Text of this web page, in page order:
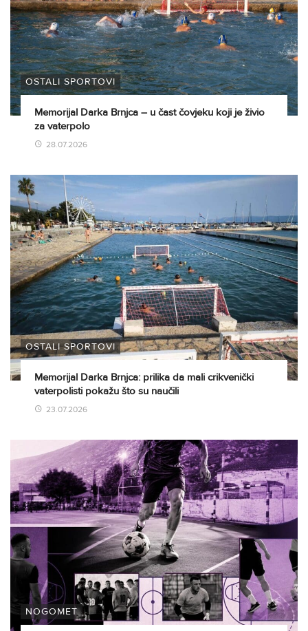
OSTALI SPORTOVI
Memorijal Darka Brnjca – u čast čovjeku koji je živio
za vaterpolo
28.07.2026
OSTALI SPORTOVI
Memorijal Darka Brnjca: prilika da mali crikvenički
vaterpolisti pokažu što su naučili
23.07.2026
NOGOMET